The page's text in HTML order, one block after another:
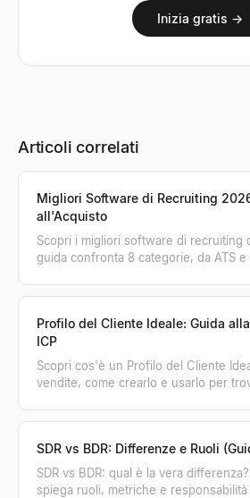
Inizia gratis →
Articoli correlati
Migliori Software di Recruiting
all'Acquisto
Scopri i migliori software di recruiting
guida confronta 8 categorie, da ATS e
Profilo del Cliente Ideale: Guida
ICP
Scopri cos'è un Profilo del Cliente
vendite, come crearlo e usarlo per
SDR vs BDR: Differenze e Ruoli
SDR vs BDR: qual è la vera
spiega ruoli, metriche e responsabilità